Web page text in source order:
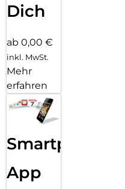
Dich
ab 0,00 €
inkl. MwSt.
Mehr
erfahren
Smartphone
App